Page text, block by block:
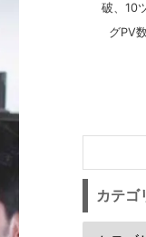
破、10
グPV
カテゴ